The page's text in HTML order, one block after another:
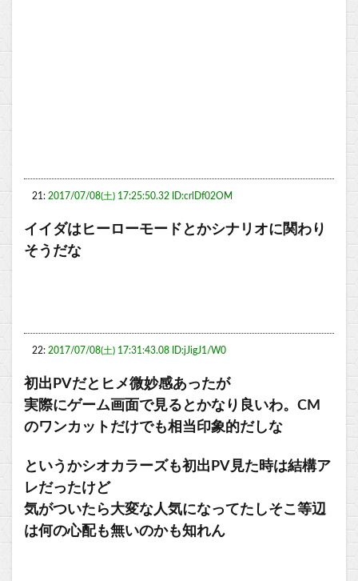
21: 2017/07/08(土) 17:25:50.32 ID:crlDf02OM
イイダはヒーローモードとかシナリオに関わり
そうだな
22: 2017/07/08(土) 17:31:43.08 ID:jJigJ1/W0
初出PVだとヒメ微妙感あったが
実際にゲーム画面で見るとかなり良いわ。CM
のワンカットだけでも相当印象的だしな
というかシオカラーズも初出PV見た時は結構ア
レだったけど
気がついたら大変な人気になってたしそこ等辺
は何の心配も無いのかも知れん